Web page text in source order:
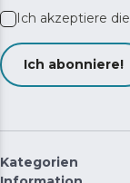
Ich akzeptiere die
Ich abonniere!
Kategorien